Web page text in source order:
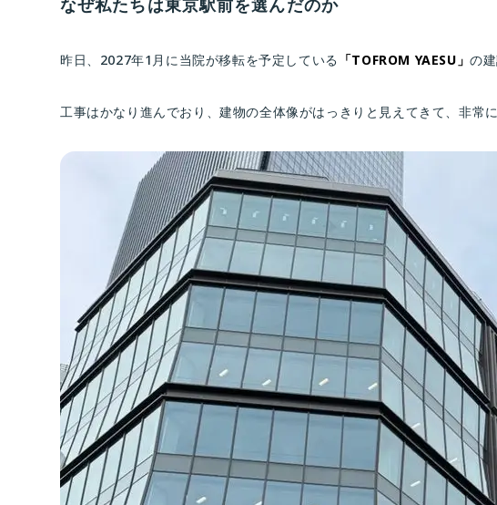
昨日、2027年1月に当院が移転を予定している 「TOFROM YAESU」の
工事はかなり進んでおり、建物の全体像がはっきりと見えてきて、非常